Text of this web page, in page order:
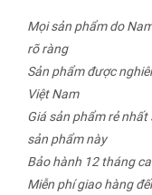
Mọi sản phẩm do
rõ ràng
Sản phẩm được
Việt Nam
Giá sản phẩm rẻ
sản phẩm này
Bảo hành 12 tháng
Miễn phí giao hàng